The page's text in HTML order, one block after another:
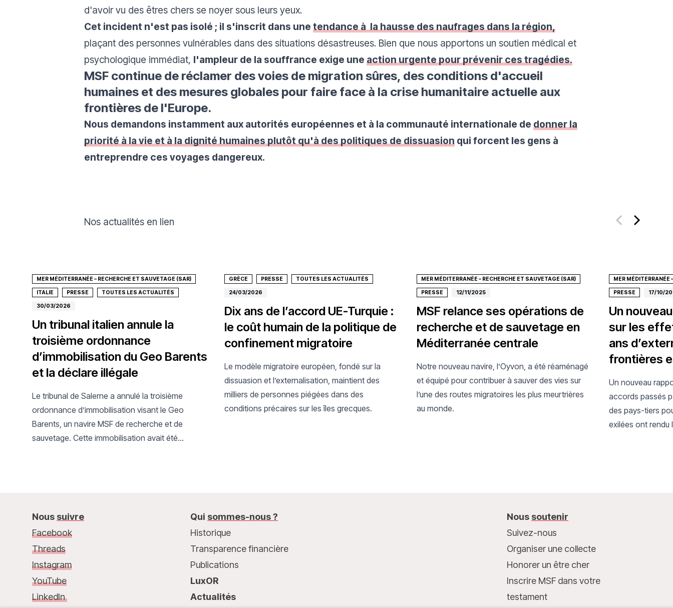
d'avoir vu des êtres chers se noyer sous leurs yeux.
Cet incident n'est pas isolé ; il s'inscrit dans une tendance à la haussedes naufrages dans la région,
plaçant des personnes vulnérables dans des situations désastreuses. Bien que nous apportons un soutien médical et
psychologique immédiat, l'ampleur de la souffrance exige une action urgente pour prévenir ces tragédies.
MSF continue de réclamer des voies de migration sûres, des conditions d'accueil
humaines et des mesures globales pour faire face à la crise humanitaire actuelle aux
frontières de l'Europe.
Nous demandons instamment aux autorités européennes et à la communauté internationale de donner la
priorité à la vie et à la dignité humaines plutôt qu'à des politiques de dissuasion qui forcent les gens à
entreprendre ces voyages dangereux.
Nos actualités en lien
MER MÉDITERRANÉE – RECHERCHE ET SAUVETAGE (SAR)
ITALIE PRESSE TOUTES LES ACTUALITÉS
30/03/2026
Un tribunal italien annule la
troisième ordonnance
d’immobilisation du Geo Barents
et la déclare illégale
Le tribunal de Salerne a annulé la troisième
ordonnance d’immobilisation visant le Geo
Barents, un navire MSF de recherche et de
sauvetage. Cette immobilisation avait été
GRÈCE PRESSE TOUTES LES ACTUALITÉS
24/03/2026
Dix ans de l’accord UE-Turquie :
le coût humain de la politique de
confinement migratoire
Le modèle migratoire européen, fondé sur la
dissuasion et l’externalisation, maintient des
milliers de personnes piégées dans des
conditions précaires sur les îles grecques.
MER MÉDITERRANÉE – RECHERCHE ET SAUVETAGE (SAR)
PRESSE 12/11/2025
MSF relance ses opérations de
recherche et de sauvetage en
Méditerranée centrale
Notre nouveau navire, l’Oyvon, a été réaménagé
et équipé pour contribuer à sauver des vies sur
l’une des routes migratoires les plus meurtrières
au monde.
MER MÉDITERRANÉE
PRESSE 17/10/
Un
sur les
ans
frontières
Un nouveau
accords passés
des pays-tiers
exilées ont rendu
Nous suivre
Facebook
Threads
Instagram
YouTube
LinkedIn
Qui sommes-nous ?
Historique
Transparence financière
Publications
LuxOR
Actualités
Nous soutenir
Suivez-nous
Organiser une collecte
Honorer un être cher
Inscrire MSF dans votre
testament